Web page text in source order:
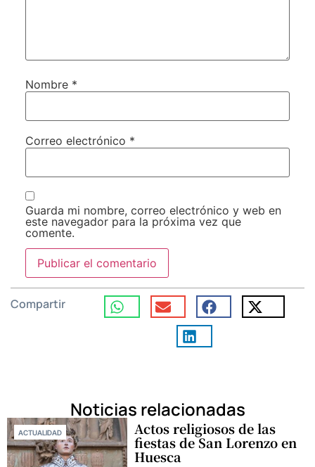
Nombre *
Correo electrónico *
Guarda mi nombre, correo electrónico y web en
este navegador para la próxima vez que
comente.
Compartir
Noticias relacionadas
ACTUALIDAD Actos religiosos de las
fiestas de San Lorenzo en
Huesca